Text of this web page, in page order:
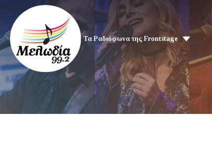
Τα Ραδιόφωνα της Frontstage